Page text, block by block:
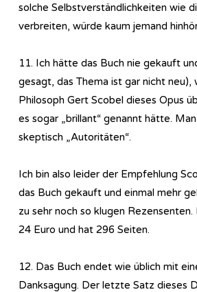
solche Selbstverständlichkeiten wie
verbreiten, würde kaum jemand
11. Ich hätte das Buch nie gekauft
gesagt, das Thema ist gar nicht neu),
Philosoph Gert Scobel dieses Opus
es sogar „brillant“ genannt hätte.
skeptisch „Autoritäten“.
Ich bin also leider der Empfehlung
das Buch gekauft und einmal mehr
zu sehr noch so klugen
24 Euro und hat 296 Seiten.
12. Das Buch endet wie üblich mit
Danksagung. Der letzte Satz dieses